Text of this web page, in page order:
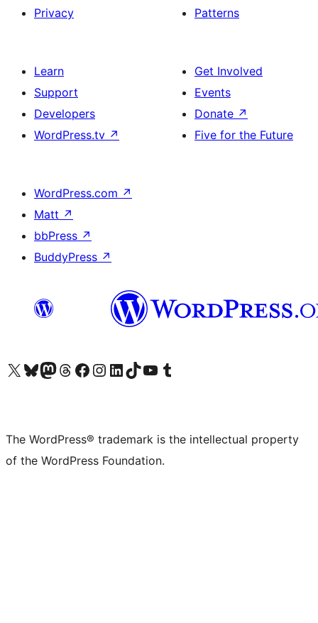
Privacy
Patterns
Learn
Support
Developers
WordPress.tv ↗
Get Involved
Events
Donate ↗
Five for the Future
WordPress.com ↗
Matt ↗
bbPress ↗
BuddyPress ↗
Visit our X (formerly Twitter) account
Visit our Bluesky account
Visit our Mastodon account
Visit our Threads account
Visit our Facebook page
Visit our Instagram account
Visit our LinkedIn account
Visit our TikTok account
Visit our YouTube channel
Visit our Tumblr account
The WordPress® trademark is the intellectual property
of the WordPress Foundation.